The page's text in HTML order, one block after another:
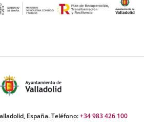
una
aplicación
España. Teléfono:+34 983 426 100